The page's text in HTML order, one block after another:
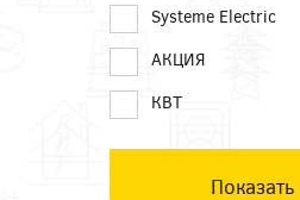
Systeme Electric
АКЦИЯ
КВТ
КЭАЗ
Остальные ТМ